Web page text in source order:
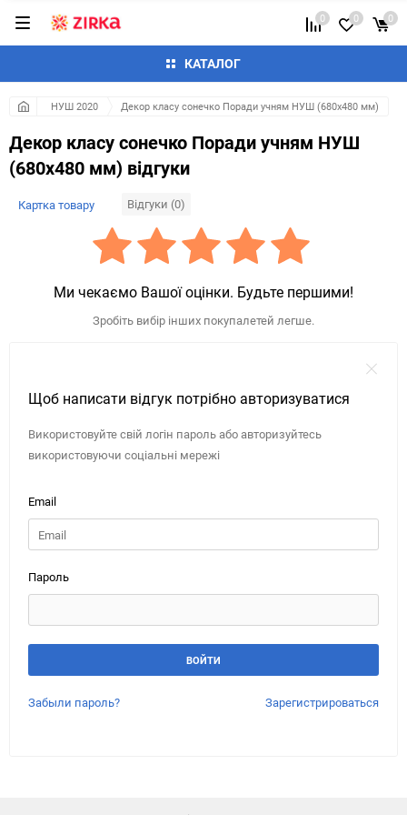
КАТАЛОГ
0 0 0
НУШ 2020 Декор класу сонечко Поради учням НУШ (680х480 мм)
Декор класу сонечко Поради учням НУШ
(680х480 мм) відгуки
Картка товару Відгуки (0)
Ми чекаємо Вашої оцінки. Будьте першими!
Зробіть вибір інших покупалетей легше.
Щоб написати відгук потрібно авторизуватися
Використовуйте свій логін пароль або авторизуйтесь
використовуючи соціальні мережі
Email
Пароль
Забыли пароль? Зарегистрироваться